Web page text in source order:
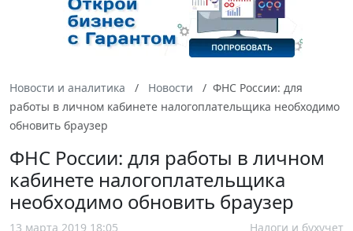
Новости и аналитика Новости
ФНС России: для
работы в личном кабинете налогоплательщика необходимо
обновить браузер
ФНС России: для работы в личном
кабинете налогоплательщика
необходимо обновить браузер
13 марта 2019 18:05 Налоги и бухучет